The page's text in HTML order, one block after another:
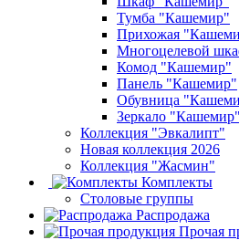
Тумба "Кашемир"
Прихожая
Многоцелевой
Комод "Кашемир"
Панель "Кашемир"
Обувница
Зеркало "Кашемир"
Коллекция "Эвкалипт"
Новая коллекция 2026
Коллекция "Жасмин"
Комплекты
Столовые группы
Распродажа
Прочая